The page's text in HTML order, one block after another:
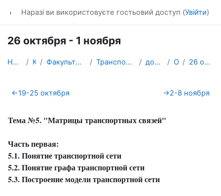
Наразі ви використовуєте гостьовий доступ (Увійти)
26 октября - 1 ноября
На головну Курси Факультет транспортних систем Транспортних систем і логістики доц. Любий Є. В. ОТТПС 26 октября - 1 ноября
Схема розділу
←19-25 октября →2-8 ноября
Тема №5. "Матрицы транспортных связей"
Часть первая:
5.1.Понятие транспортной сети
5.2. Понятие графа транспортной сети
5.3. Построение модели транспортной сети